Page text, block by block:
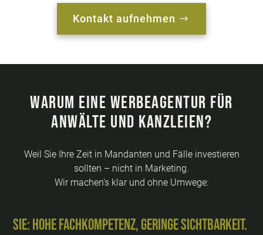
Kontakt aufnehmen
Warum eine Werbeagentur für
Anwälte und Kanzleien?
Weil Sie Ihre Zeit in Mandanten und Fälle investieren
sollten – nicht in Marketing.
Wir machen’s klar und ohne Umwege:
Sie: Hohe Fachkompetenz, geringe Sichtbarkeit.